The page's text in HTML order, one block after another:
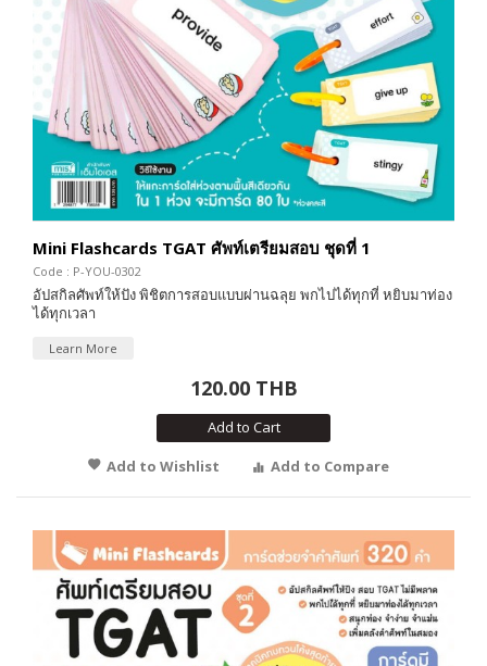
Mini Flashcards TGAT ศัพท์เตรียมสอบ ชุดที่ 1
Code : P-YOU-0302
อัปสกิลศัพท์ให้ปัง พิชิตการสอบแบบผ่านฉลุย พกไปได้ทุกที่ หยิบมาท่อง
ได้ทุกเวลา
Learn More
120.00 THB
Add to Cart
Add to Wishlist
Add to Compare